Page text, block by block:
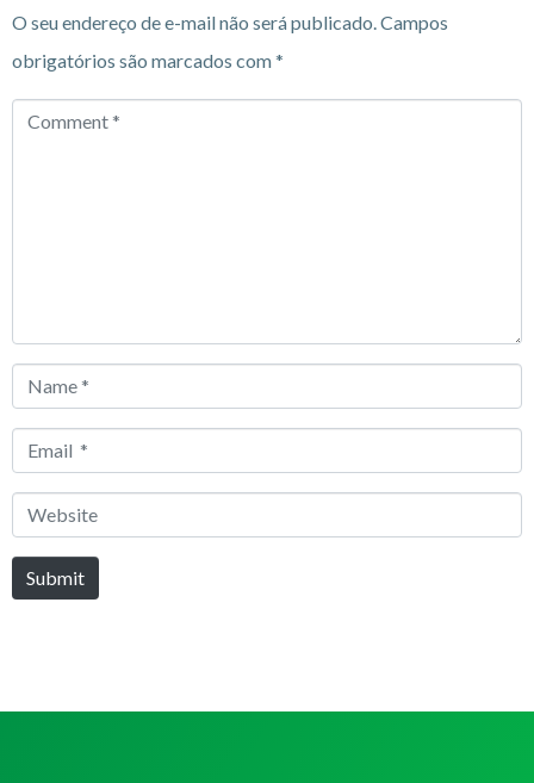
O seu endereço de e-mail não será publicado.Campos
obrigatórios são marcados com*
Comment
Name
Email
Website
Submit